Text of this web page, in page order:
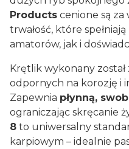
Products cenione są za
trwałość, które
amatorów, jak i
Krętlik wykonany
odpornych na korozję i
Zapewnia płynną,
ograniczając skręcanie
8 to uniwersalny
karpiowym – idealnie